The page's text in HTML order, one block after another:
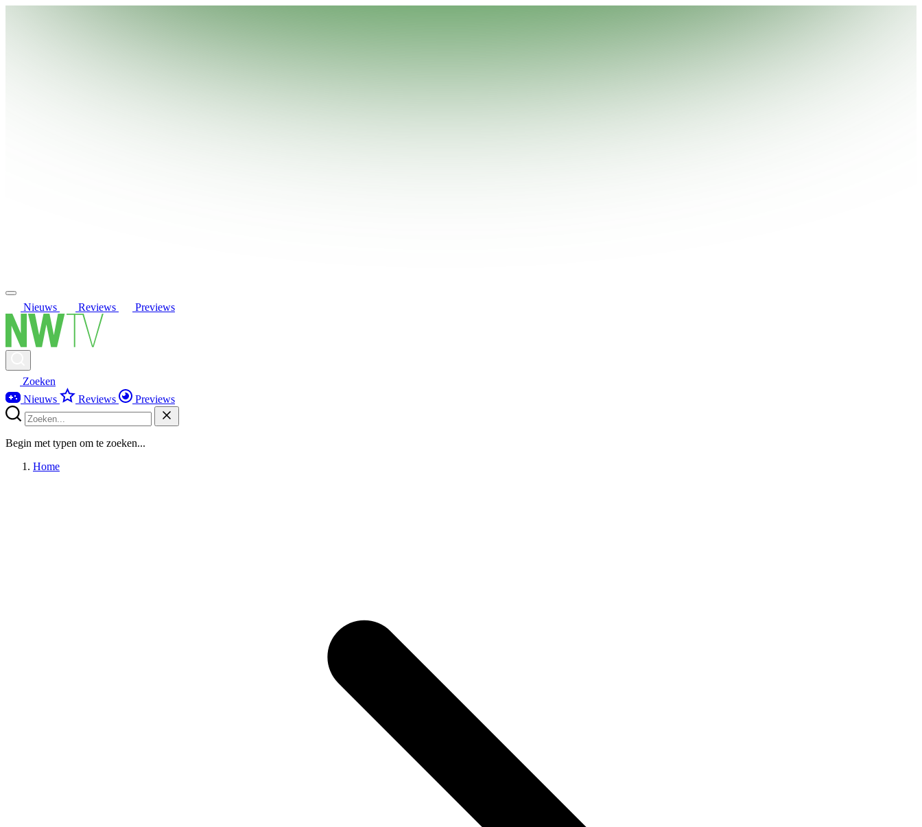
Nieuws Reviews Previews
Zoeken
Nieuws
Reviews Previews
Begin met typen om te zoeken...
Home